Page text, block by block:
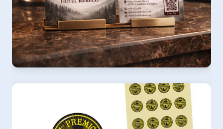
Tarjeta corporativa, diseño e impresión